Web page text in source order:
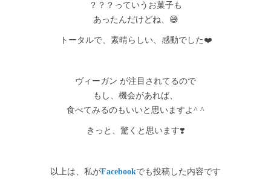
？？？っていうお菓子も
あったんだけどね、😅
トータルで、素晴らしい、感動でした❤️
ヴィーガン が注目されてるので
もし、機会があれば、
食べてみるのもいいと思いますよ^ ^
きっと、驚くと思います❣️
以上は、私がFacebookでも投稿した内容です